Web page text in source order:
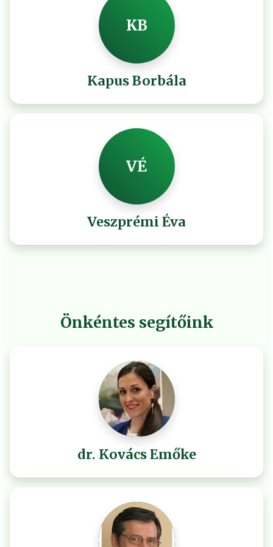
KB
Kapus Borbála
VÉ
Veszprémi Éva
Önkéntes segítőink
dr. Kovács Emőke